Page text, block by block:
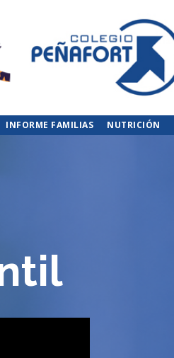
INFORME FAMILIAS NUTRICIÓN